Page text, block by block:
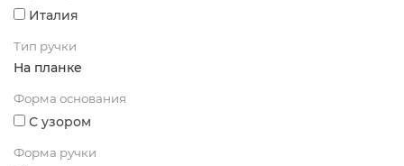
Италия
Тип ручки
На планке
Форма основания
С узором
Форма ручки